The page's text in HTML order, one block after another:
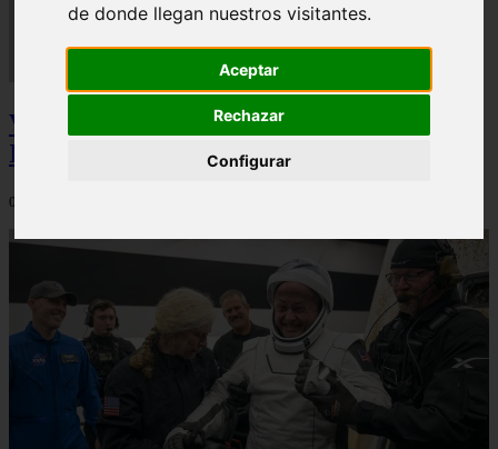
de donde llegan nuestros visitantes.
Aceptar
Rechazar
Configurar
Video Advertencias desde la cúspide de la
IA: Hinton y el posible colapso social
06/03/2026